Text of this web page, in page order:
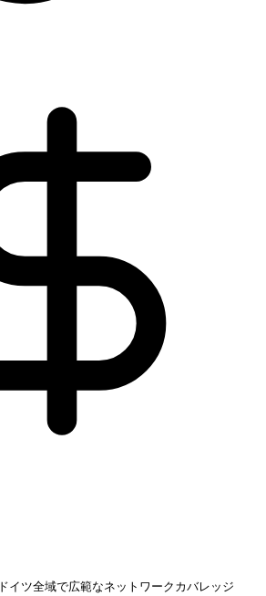
ドイツ全域で広範なネットワークカバレッジ